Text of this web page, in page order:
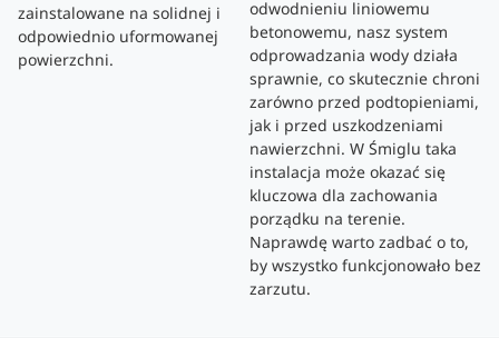
zainstalowane na solidnej i
odpowiednio uformowanej
powierzchni.
odwodnieniu liniowemu
betonowemu, nasz system
odprowadzania wody działa
sprawnie, co skutecznie chroni
zarówno przed podtopieniami,
jak i przed uszkodzeniami
nawierzchni. W Śmiglu taka
instalacja może okazać się
kluczowa dla zachowania
porządku na terenie.
Naprawdę warto zadbać o to,
by wszystko funkcjonowało bez
zarzutu.